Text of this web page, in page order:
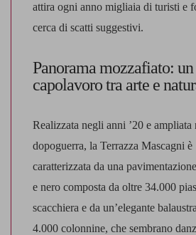
attira ogni anno migliaia di turisti e
cerca di scatti suggestivi.
Panorama mozzafiato: un
capolavoro tra arte e
Realizzata negli anni ’20 e ampliata
dopoguerra, la Terrazza Mascagni è
caratterizzata da una
e nero composta da oltre 34.000
scacchiera e da un’elegante
4.000 colonnine, che sembrano